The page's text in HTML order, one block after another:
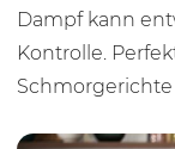
Dampf kann
Kontrolle.
Schmorgerichte